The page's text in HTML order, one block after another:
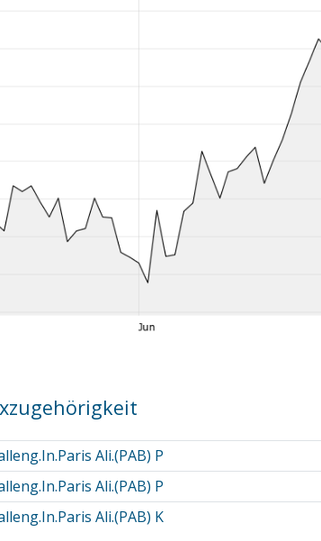
Ali.(PAB) P
Ali.(PAB) P
Ali.(PAB) K